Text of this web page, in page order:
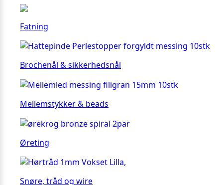
Fatning
Brochenål & sikkerhedsnål
Mellemstykker & beads
Øreting
Snøre, tråd og wire